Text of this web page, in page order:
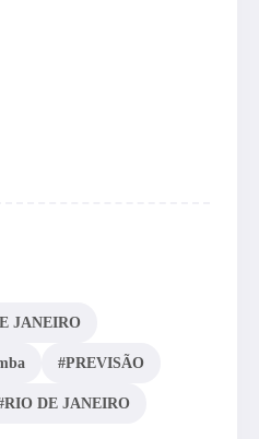
JANEIRO
#PREVISÃO
DE JANEIRO